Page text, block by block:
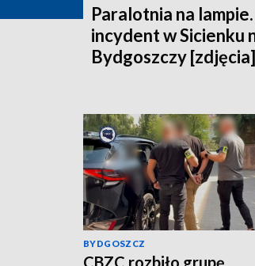
Paralotnia na
incydent w Sicienku
Bydgoszczy [zdjęcia]
BYDGOSZCZ
CBZC rozbiło grupę